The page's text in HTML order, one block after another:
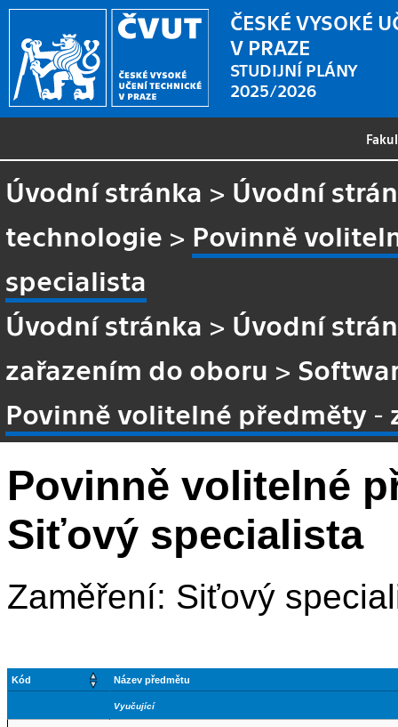
ČESKÉ VYSOKÉ
V PRAZE
STUDIJNÍ PLÁNY
2025/2026
Úvodní stránka > Úvodní
technologie > Povinně
specialista
Úvodní stránka > Úvodní
zařazením do oboru >
Povinně volitelné předměty -
Povinně volitelné
Siťový specialista
Zaměření: Siťový
Kód Název předmětu
Vyučující